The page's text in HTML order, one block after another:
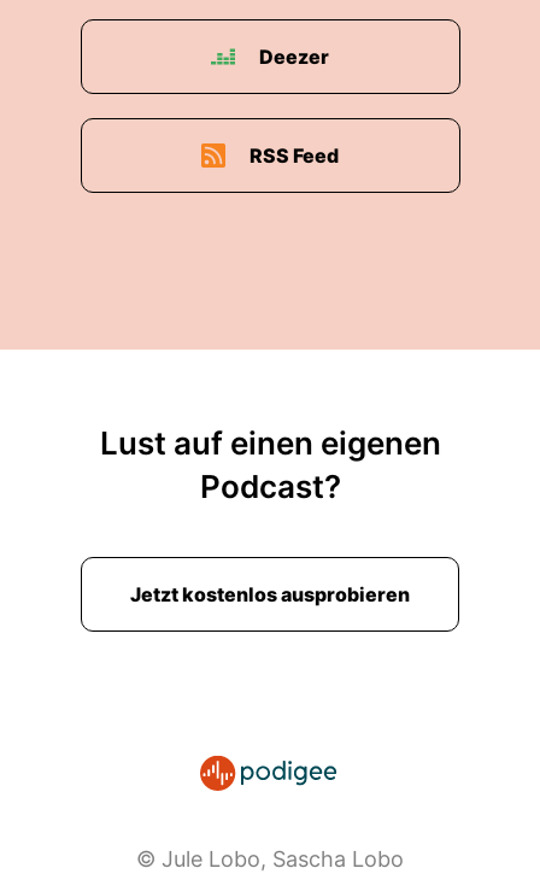
Deezer
RSS Feed
Lust auf einen eigenen
Podcast?
Jetzt kostenlos ausprobieren
© Jule Lobo, Sascha Lobo